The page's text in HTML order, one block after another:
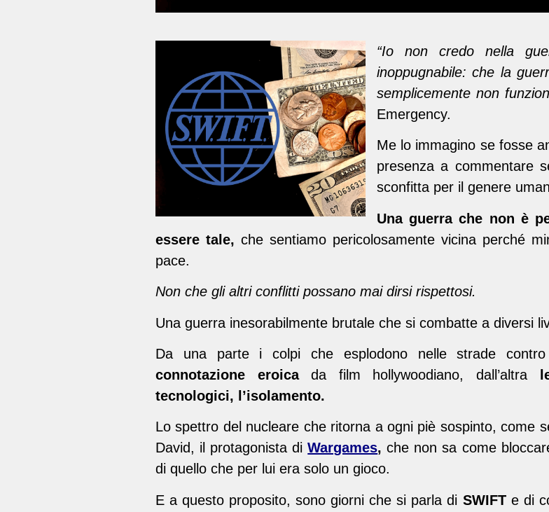
“Io non credo nella
inoppugnabile: che la
semplicemente non
Emergency.
Me lo immagino se fosse
presenza a commentare
sconfitta per il genere
Una guerra che non è
essere tale, che sentiamo pericolosamente vicina perché
pace.
Non che gli altri conflitti possano mai dirsi rispettosi.
Una guerra inesorabilmente brutale che si combatte a diversi
Da una parte i colpi che esplodono nelle strade contro
connotazione eroicada film hollywoodiano, dall’altra
tecnologici, l’isolamento.
Lo spettro del nucleare che ritorna a ogni piè sospinto, come
David, il protagonista diWargames, che non sa come
di quello che per lui era solo un gioco.
E a questo proposito, sono giorni che si parla di SWIFTe di